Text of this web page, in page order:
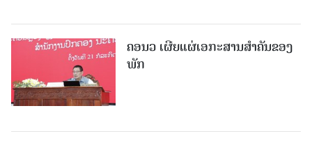
ຄອນວ ເຜີຍແຜ່ເອກະສານສໍາຄັນຂອງ
ພັກ